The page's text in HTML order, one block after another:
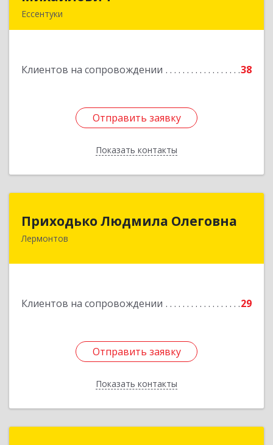
Ессентуки
Клиентов на сопровождении 38
Отправить заявку
Показать контакты
Отправить заявку
Назад
Приходько Людмила Олеговна
Лермонтов
Клиентов на сопровождении 29
Отправить заявку
Показать контакты
357341, Лермонтов г, П.Лумумбы ул, дом №
Отправить заявку
Назад